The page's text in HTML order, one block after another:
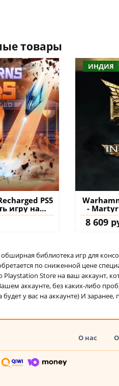
товары
PS5
игру на
ИНДИЯ
-
PS4
8 609
библиотека игр для
по сниженной цене
Playstation Store на ваш аккаунт,
аккаунте, без каких-либо
у вас на аккаунте) И
О нас